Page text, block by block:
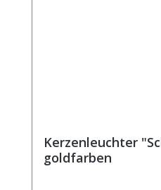
Kerzenleuchter
goldfarben